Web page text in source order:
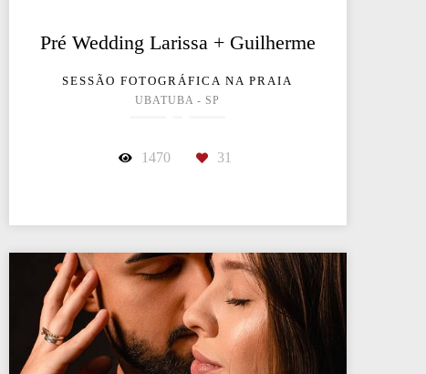
Pré Wedding Larissa + Guilherme
SESSÃO FOTOGRÁFICA NA PRAIA
UBATUBA - SP
1470 31